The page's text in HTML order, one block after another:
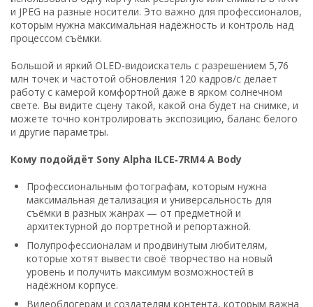
и JPEG на разные носители. Это важно для профессионалов,
которым нужна максимальная надёжность и контроль над
процессом съёмки.
Большой и яркий OLED‑видоискатель с разрешением 5,76
млн точек и частотой обновления 120 кадров/с делает
работу с камерой комфортной даже в ярком солнечном
свете. Вы видите сцену такой, какой она будет на снимке, и
можете точно контролировать экспозицию, баланс белого
и другие параметры.
Кому подойдёт Sony Alpha ILCE‑7RM4 A Body
Профессиональным фотографам, которым нужна
максимальная детализация и универсальность для
съёмки в разных жанрах — от предметной и
архитектурной до портретной и репортажной.
Полупрофессионалам и продвинутым любителям,
которые хотят вывести своё творчество на новый
уровень и получить максимум возможностей в
надёжном корпусе.
Видеоблогерам и создателям контента, которым важна